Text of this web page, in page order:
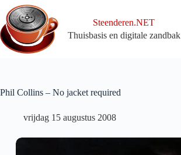
naar
de
inhoud
Steenderen.NET
Thuisbasis en digitale zandbak
Phil Collins – No jacket required
vrijdag 15 augustus 2008